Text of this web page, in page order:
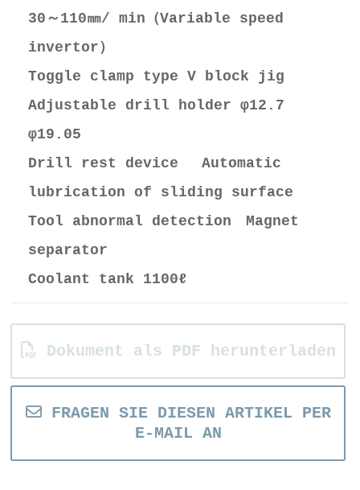
30～110㎜/ min（Variable speed
invertor）
Toggle clamp type V block jig
Adjustable drill holder φ12.7
φ19.05
Drill rest device Automatic
lubrication of sliding surface
Tool abnormal detection Magnet
separator
Coolant tank 1100ℓ
Dokument als PDF herunterladen
FRAGEN SIE DIESEN ARTIKEL PER
E-MAIL AN